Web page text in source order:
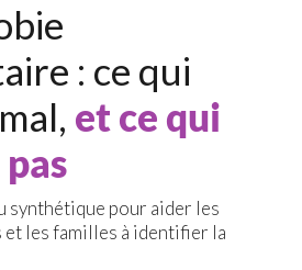
: ce qui
et ce qui
pas
synthétique pour aider les
les familles à identifier la